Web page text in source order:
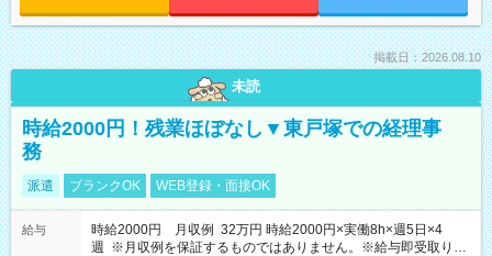
掲載日：2026.08.10
未読
時給2000円！残業ほぼなし▼東戸塚での経理事
務
派遣 ブランクOK WEB登録・面接OK
給与
時給2000円 月収例 32万円 時給2000円×実働8h×週5日×4
週 ※月収例を保証するものではありません。※給与即受取りサ